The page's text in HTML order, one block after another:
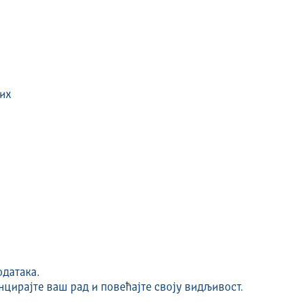
ваш рад и повећајте своју видљивост.